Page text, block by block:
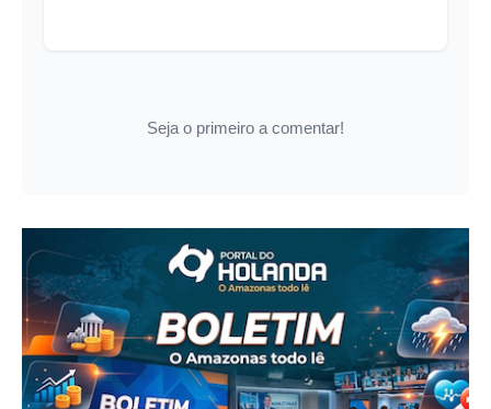
Seja o primeiro a comentar!